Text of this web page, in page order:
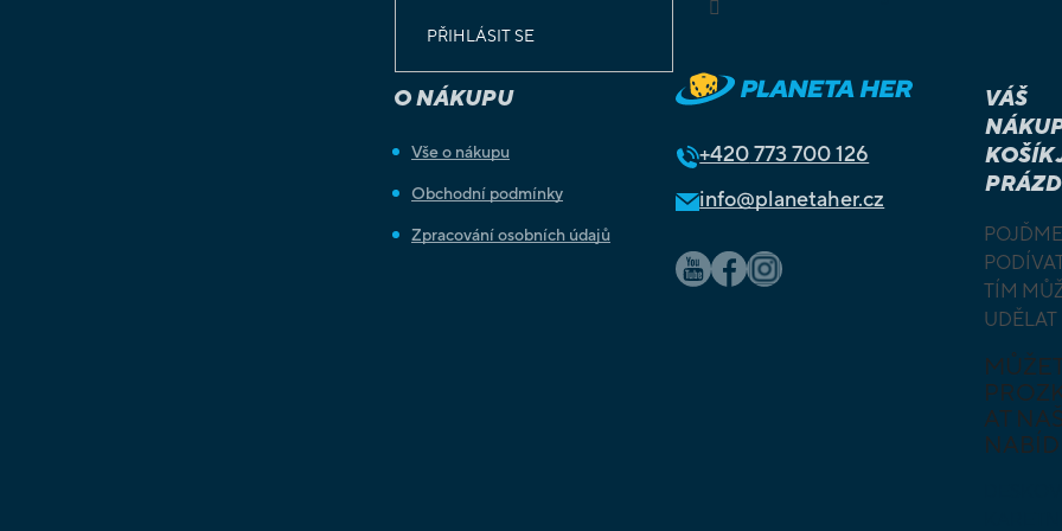
PŘIHLÁSIT SE
O NÁKUPU
Vše o nákupu
Obchodní podmínky
Zpracování osobních údajů
+420773 700 126
info@planetaher.cz
VÁŠ
KOŠÍK
TÍM
UDĚLAT
AT